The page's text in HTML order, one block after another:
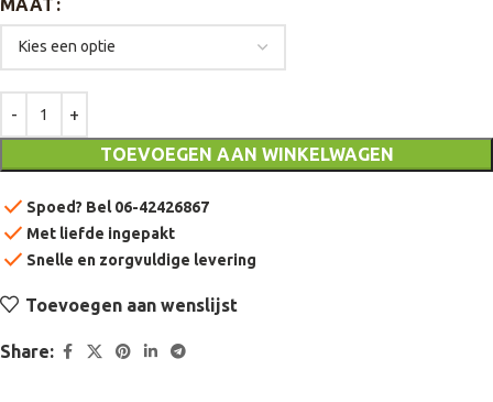
MAAT
TOEVOEGEN AAN WINKELWAGEN
check Spoed? Bel 06-42426867
check Met liefde ingepakt
check Snelle en zorgvuldige levering
Toevoegen aan wenslijst
Share: